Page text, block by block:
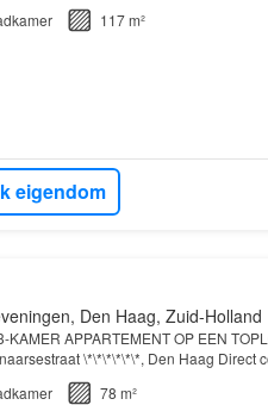
117 m²
eigendom
Den Haag, Zuid-Holland
APPARTEMENT OP EEN
\*\*\*\*\*\*, Den Haag Direct
78 m²